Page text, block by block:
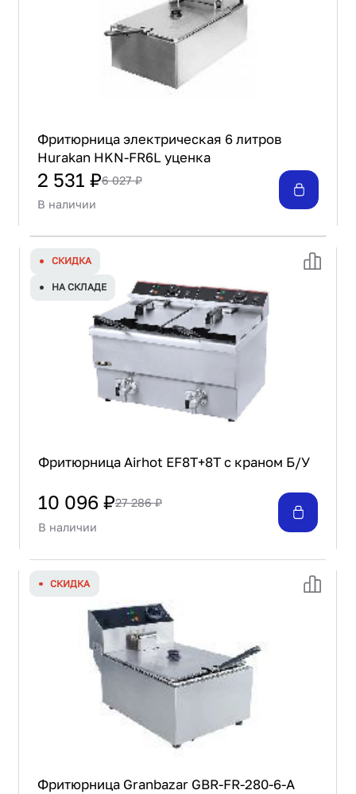
Фритюрница электрическая 6 литров
Hurakan HKN-FR6L уценка
2 531 ₽6 027 ₽
В наличии
Фритюрница Airhot EF8T+8T с краном Б/У
10 096 ₽27 286 ₽
В наличии
СКИДКА
НА СКЛАДЕ
Фритюрница Granbazar GBR-FR-280-6-А
СКИДКА